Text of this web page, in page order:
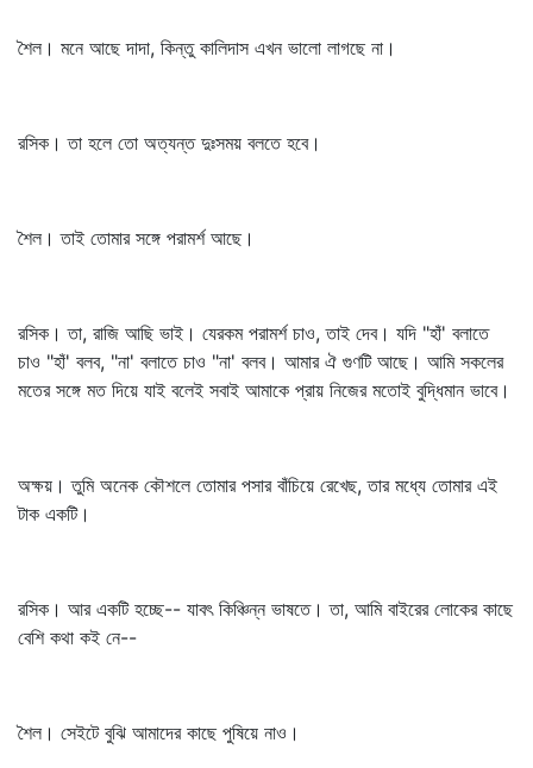
শৈল। মনে আছে দাদা, কিন্তু কালিদাস এখন ভালো লাগছে না।
রসিক। তা হলে তো অত্যন্ত দুঃসময় বলতে হবে।
শৈল। তাই তোমার সঙ্গে পরামর্শ আছে।
রসিক। তা, রাজি আছি ভাই। যেরকম পরামর্শ চাও, তাই দেব। যদি "হাঁ' বলাতে
চাও "হাঁ' বলব, "না' বলাতে চাও "না' বলব। আমার ঐ গুণটি আছে। আমি সকলের
মতের সঙ্গে মত দিয়ে যাই বলেই সবাই আমাকে প্রায় নিজের মতোই বুদ্ধিমান ভাবে।
অক্ষয়। তুমি অনেক কৌশলে তোমার পসার বাঁচিয়ে রেখেছ, তার মধ্যে তোমার এই
টাক একটি।
রসিক। আর একটি হচ্ছে-- যাবৎ কিঞ্চিন্ন ভাষতে। তা, আমি বাইরের লোকের কাছে
বেশি কথা কই নে--
শৈল। সেইটে বুঝি আমাদের কাছে পুষিয়ে নাও।